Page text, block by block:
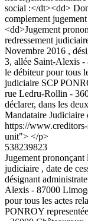
social :</dt><dd>
complement
<dd>Jugement
redressement
Novembre 2016 ,
3, allée Saint-Alexis -
le débiteur pour tous
judiciaire SCP
rue Ledru-Rollin -
déclarer, dans les
Mandataire Judiciaire
https://
unit"> </p>
538239823
Jugement prononçant
judiciaire , date de
désignant
Alexis - 87000
pour tous les actes
PONROY